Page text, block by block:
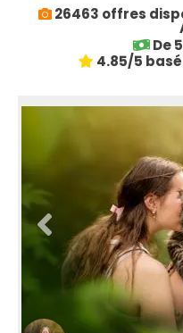
26463 offres
De
4.85/5